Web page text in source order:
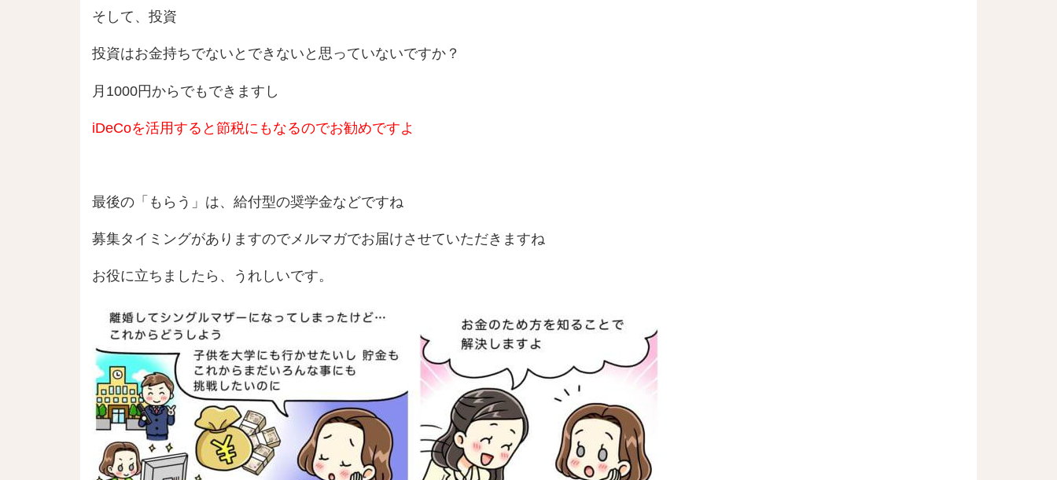
そして、投資
投資はお金持ちでないとできないと思っていないですか？
月1000円からでもできますし
iDeCoを活用すると節税にもなるのでお勧めですよ
最後の「もらう」は、給付型の奨学金などですね
募集タイミングがありますのでメルマガでお届けさせていただきますね
お役に立ちましたら、うれしいです。